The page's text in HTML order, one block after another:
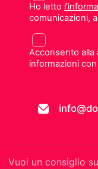
Ho letto
comunicazioni,
Acconsento alla
informazioni
Vuoi un consiglio